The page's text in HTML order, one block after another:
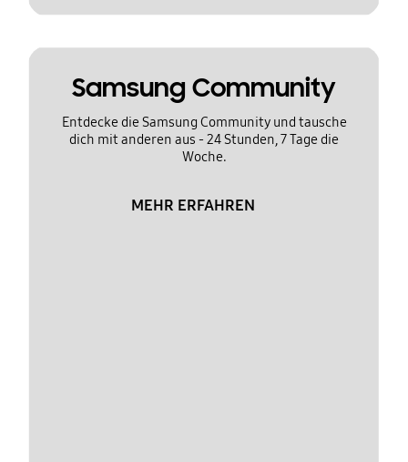
Samsung Community
Entdecke die Samsung Community und tausche
dich mit anderen aus - 24 Stunden, 7 Tage die
Woche.
MEHR ERFAHREN